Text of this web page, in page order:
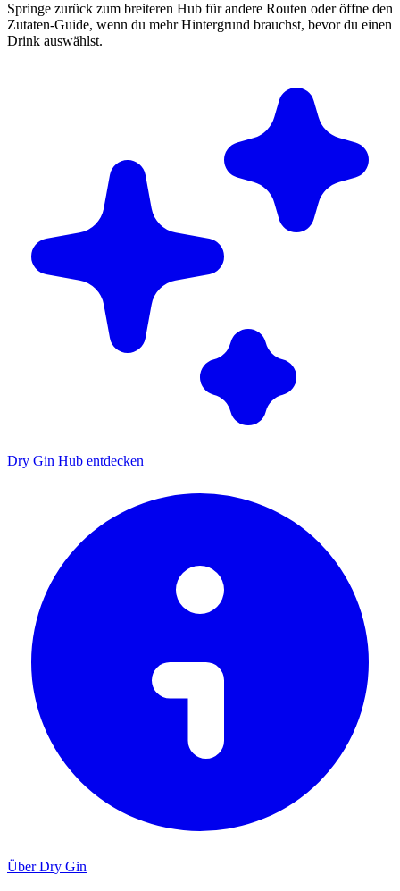
Springe zurück zum breiteren Hub für andere Routen oder öffne den
Zutaten-Guide, wenn du mehr Hintergrund brauchst, bevor du einen
Drink auswählst.
Dry Gin Hub entdecken
Über Dry Gin